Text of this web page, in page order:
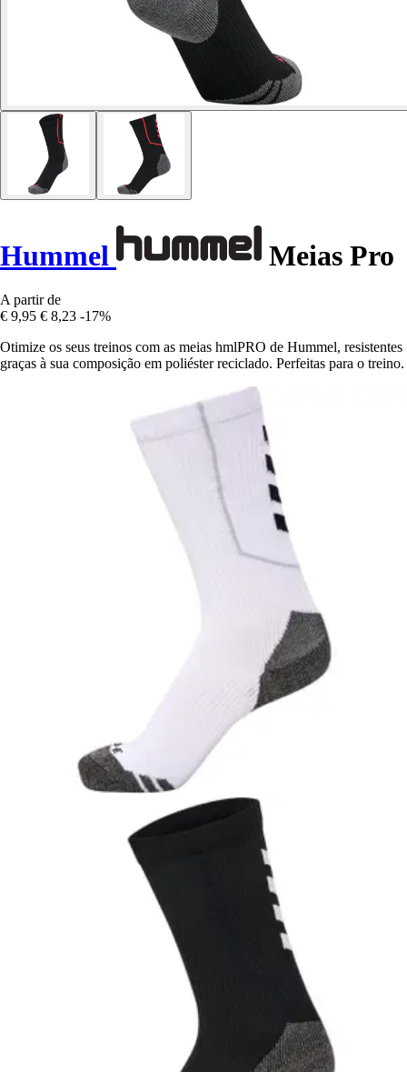
Hummel Meias Pro
A partir de
€ 9,95 € 8,23 -17%
Otimize os seus treinos com as meias hmlPRO de Hummel, resistentes
graças à sua composição em poliéster reciclado. Perfeitas para o treino.